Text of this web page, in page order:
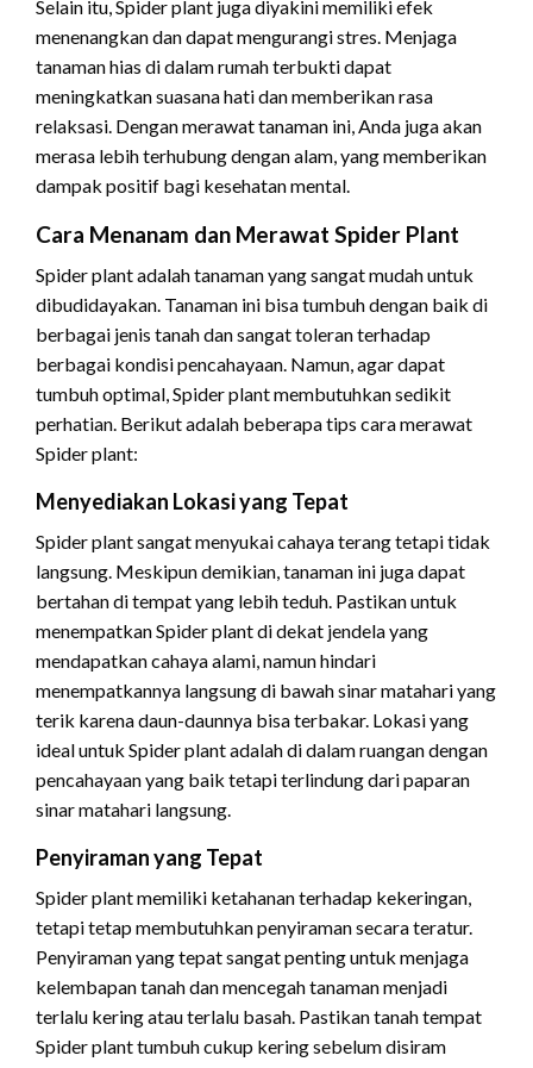
Selain itu, Spider plant juga diyakini memiliki efek
menenangkan dan dapat mengurangi stres. Menjaga
tanaman hias di dalam rumah terbukti dapat
meningkatkan suasana hati dan memberikan rasa
relaksasi. Dengan merawat tanaman ini, Anda juga akan
merasa lebih terhubung dengan alam, yang memberikan
dampak positif bagi kesehatan mental.
Cara Menanam dan Merawat Spider Plant
Spider plant adalah tanaman yang sangat mudah untuk
dibudidayakan. Tanaman ini bisa tumbuh dengan baik di
berbagai jenis tanah dan sangat toleran terhadap
berbagai kondisi pencahayaan. Namun, agar dapat
tumbuh optimal, Spider plant membutuhkan sedikit
perhatian. Berikut adalah beberapa tips cara merawat
Spider plant:
Menyediakan Lokasi yang Tepat
Spider plant sangat menyukai cahaya terang tetapi tidak
langsung. Meskipun demikian, tanaman ini juga dapat
bertahan di tempat yang lebih teduh. Pastikan untuk
menempatkan Spider plant di dekat jendela yang
mendapatkan cahaya alami, namun hindari
menempatkannya langsung di bawah sinar matahari yang
terik karena daun-daunnya bisa terbakar. Lokasi yang
ideal untuk Spider plant adalah di dalam ruangan dengan
pencahayaan yang baik tetapi terlindung dari paparan
sinar matahari langsung.
Penyiraman yang Tepat
Spider plant memiliki ketahanan terhadap kekeringan,
tetapi tetap membutuhkan penyiraman secara teratur.
Penyiraman yang tepat sangat penting untuk menjaga
kelembapan tanah dan mencegah tanaman menjadi
terlalu kering atau terlalu basah. Pastikan tanah tempat
Spider plant tumbuh cukup kering sebelum disiram